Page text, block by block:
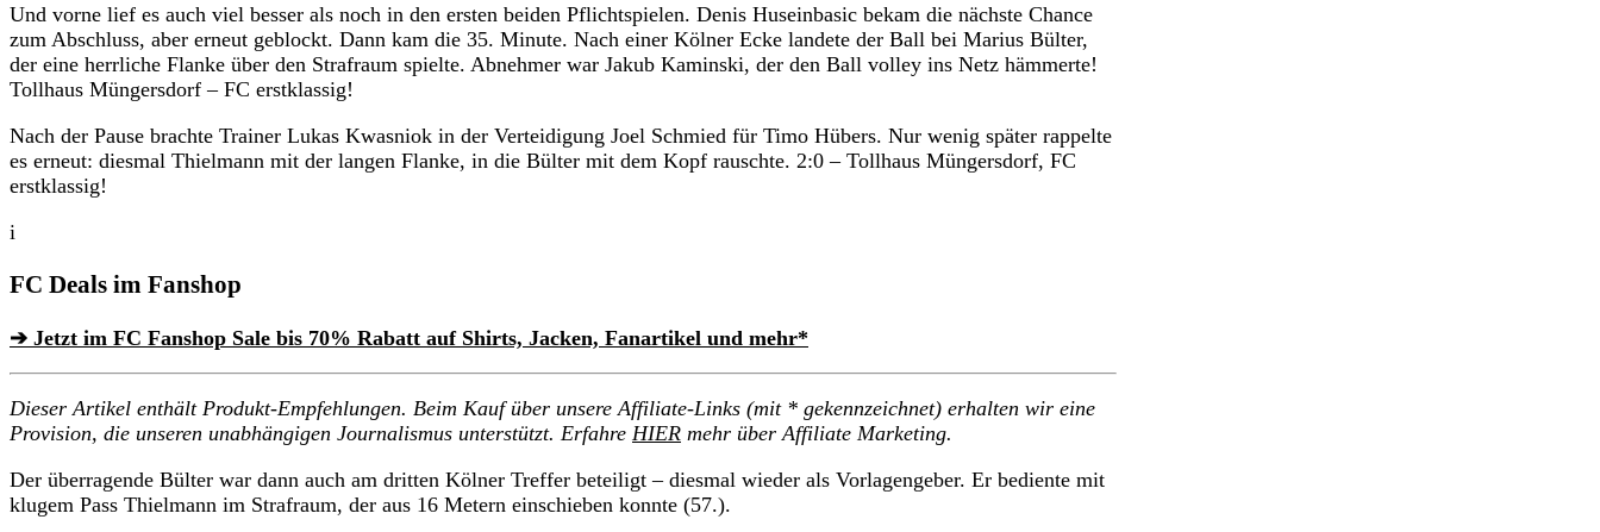
Und vorne lief es auch viel besser als noch in den ersten beiden Pflichtspielen. Denis Huseinbasic bekam die nächste Chance
zum Abschluss, aber erneut geblockt. Dann kam die 35. Minute. Nach einer Kölner Ecke landete der Ball bei Marius Bülter,
der eine herrliche Flanke über den Strafraum spielte. Abnehmer war Jakub Kaminski, der den Ball volley ins Netz hämmerte!
Tollhaus Müngersdorf – FC erstklassig!
Nach der Pause brachte Trainer Lukas Kwasniok in der Verteidigung Joel Schmied für Timo Hübers. Nur wenig später rappelte
es erneut: diesmal Thielmann mit der langen Flanke, in die Bülter mit dem Kopf rauschte. 2:0 – Tollhaus Müngersdorf, FC
erstklassig!
i
FC Deals im Fanshop
➔ Jetzt im FC Fanshop Sale bis 70% Rabatt auf Shirts, Jacken, Fanartikel und mehr*
Dieser Artikel enthält Produkt-Empfehlungen. Beim Kauf über unsere Affiliate-Links (mit * gekennzeichnet) erhalten wir eine
Provision, die unseren unabhängigen Journalismus unterstützt. Erfahre HIER mehr über Affiliate Marketing.
Der überragende Bülter war dann auch am dritten Kölner Treffer beteiligt – diesmal wieder als Vorlagengeber. Er bediente mit
klugem Pass Thielmann im Strafraum, der aus 16 Metern einschieben konnte (57.).